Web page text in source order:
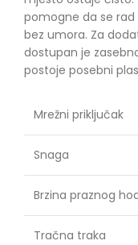
pomogne da se rad
bez umora. Za
dostupan je
postoje posebni
Mrežni priključak
Snaga
Brzina praznog
Tračna traka